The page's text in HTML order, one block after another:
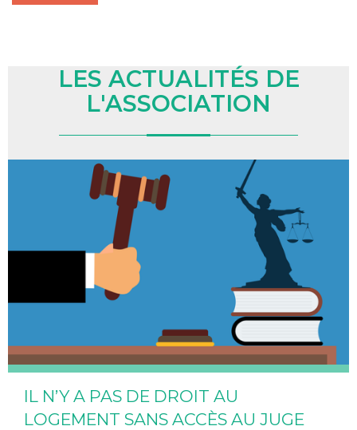
LES ACTUALITÉS DE
L'ASSOCIATION
IL N’Y A PAS DE DROIT AU
LOGEMENT SANS ACCÈS AU JUGE